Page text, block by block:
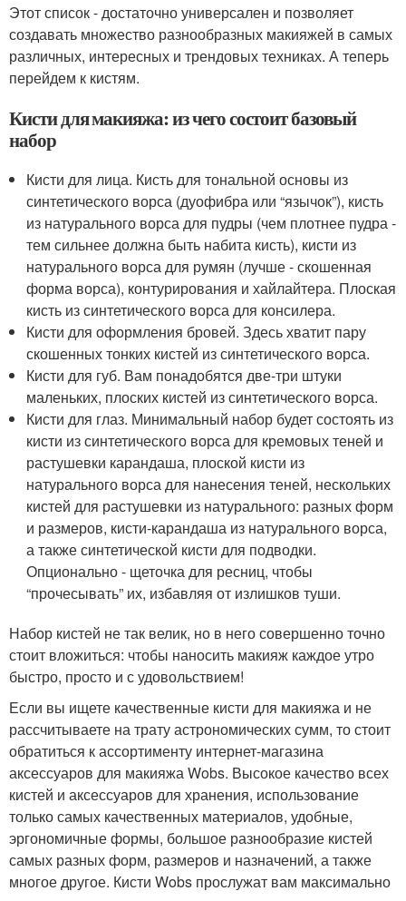
Этот список - достаточно универсален и позволяет
создавать множество разнообразных макияжей в самых
различных, интересных и трендовых техниках. А теперь
перейдем к кистям.
Кисти для макияжа: из чего состоит базовый
набор
Кисти для лица. Кисть для тональной основы из
синтетического ворса (дуофибра или “язычок”), кисть
из натурального ворса для пудры (чем плотнее пудра -
тем сильнее должна быть набита кисть), кисти из
натурального ворса для румян (лучше - скошенная
форма ворса), контурирования и хайлайтера. Плоская
кисть из синтетического ворса для консилера.
Кисти для оформления бровей. Здесь хватит пару
скошенных тонких кистей из синтетического ворса.
Кисти для губ. Вам понадобятся две-три штуки
маленьких, плоских кистей из синтетического ворса.
Кисти для глаз. Минимальный набор будет состоять из
кисти из синтетического ворса для кремовых теней и
растушевки карандаша, плоской кисти из
натурального ворса для нанесения теней, нескольких
кистей для растушевки из натурального: разных форм
и размеров, кисти-карандаша из натурального ворса,
а также синтетической кисти для подводки.
Опционально - щеточка для ресниц, чтобы
“прочесывать” их, избавляя от излишков туши.
Набор кистей не так велик, но в него совершенно точно
стоит вложиться: чтобы наносить макияж каждое утро
быстро, просто и с удовольствием!
Если вы ищете качественные кисти для макияжа и не
рассчитываете на трату астрономических сумм, то стоит
обратиться к ассортименту интернет-магазина
аксессуаров для макияжа Wobs. Высокое качество всех
кистей и аксессуаров для хранения, использование
только самых качественных материалов, удобные,
эргономичные формы, большое разнообразие кистей
самых разных форм, размеров и назначений, а также
многое другое. Кисти Wobs прослужат вам максимально